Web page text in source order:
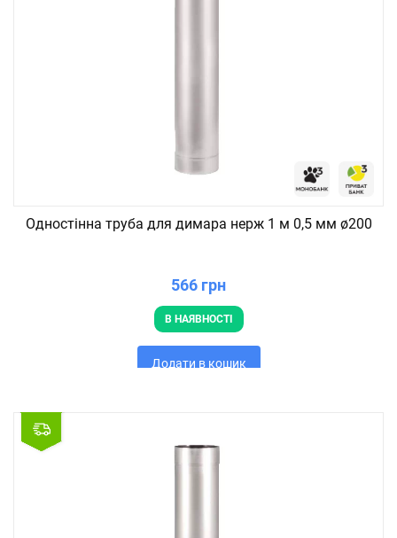
Одностінна труба для димара нерж 1 м 0,5 мм ø200
566 грн
В НАЯВНОСТІ
Додати в кошик